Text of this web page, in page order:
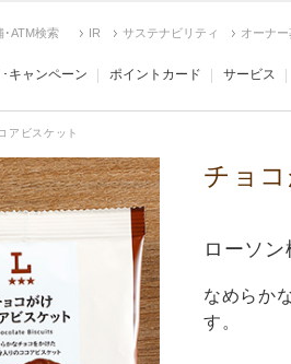
･ATM検索 IR サステナビリティ オーナ
キャンペーン ポイントカード サービス
アビスケット
チョ
ローソ
なめらか
す。